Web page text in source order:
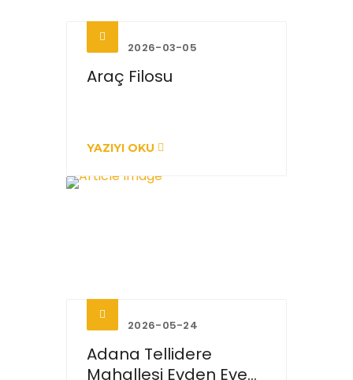
2026-03-05
Araç Filosu
YAZIYI OKU
2026-05-24
Adana Tellidere
Mahallesi Evden Eve...